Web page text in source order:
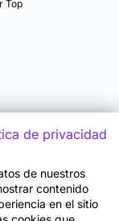
Top
de privacidad
de nuestros
contenido
en el sitio